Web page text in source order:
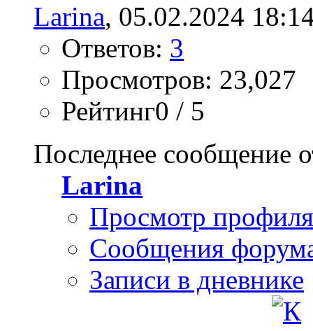
Larina, 05.02.2024
Ответов: 3
Просмотров: 23,027
Рейтинг0 / 5
Последнее сообщение
Larina
Просмотр профиля
Сообщения
Записи в дневнике